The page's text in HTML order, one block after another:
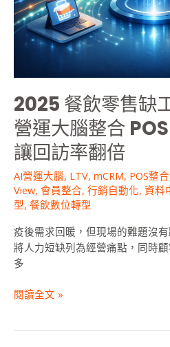
2025 餐飲零售缺
營運大腦整合
讓回訪率翻倍
AI營運大腦, LTV, mCRM, POS整合
View, 會員整合, 行銷自動化, 資料
型, 餐飲數位轉型
疫後需求回暖，但現場的難題沒
將人力短缺列為經營痛點，同時
多
還
沒
解？
運
大
腦
整
POS
＋
會
員
數
據，
回
閱讀全文 »